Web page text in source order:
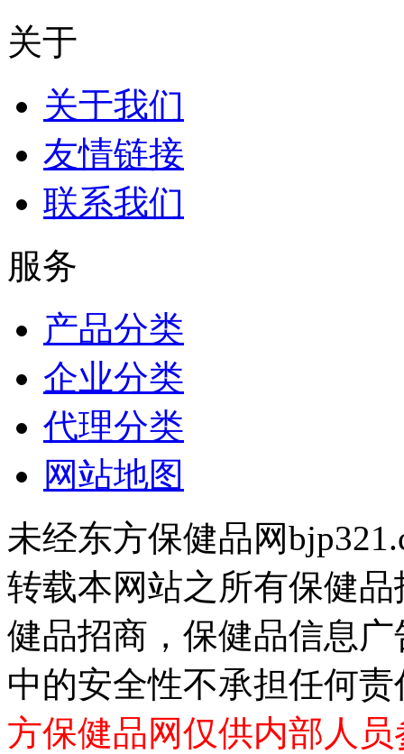
关于
关于我们
友情链接
联系我们
服务
产品分类
企业分类
代理分类
网站地图
未经东方保健品网
转载本网站之所有保健
健品招商，保健品信息
中的安全性不承担任何
方保健品网仅供内部人